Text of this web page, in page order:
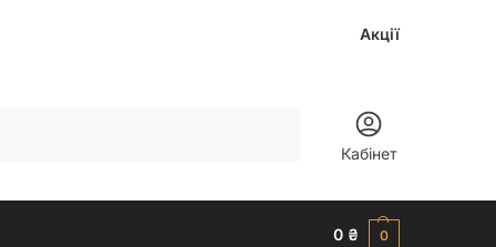
Акції
Кабінет
0 ₴ 0